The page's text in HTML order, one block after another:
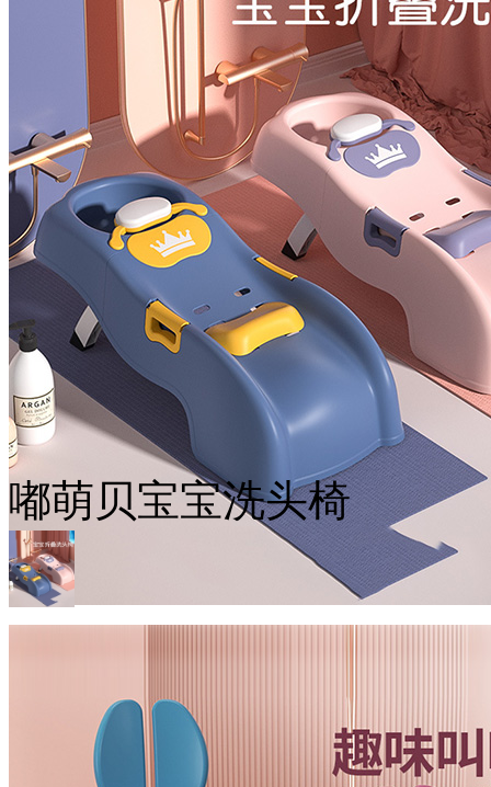
嘟萌贝宝宝洗头椅